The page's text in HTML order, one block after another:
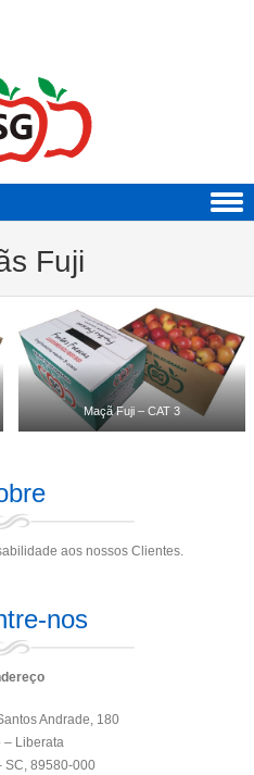
Fuji
Maçã Fuji – CAT 3
aos nossos Clientes.
nos
Andrade, 180
– Liberata
SC, 89580-000